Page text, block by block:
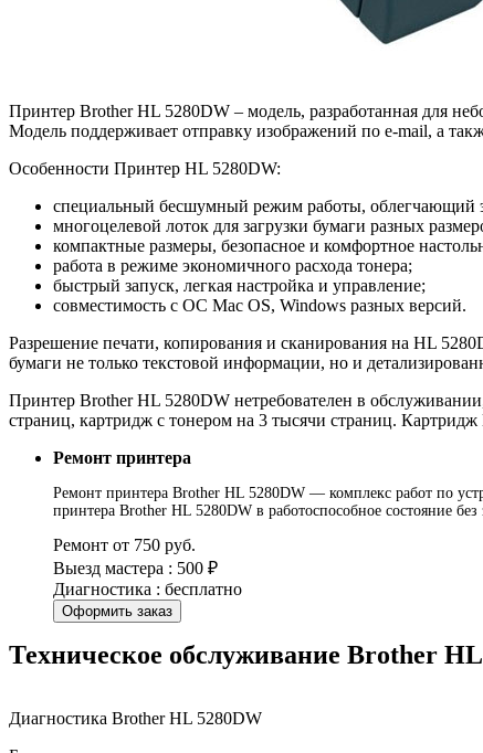
Принтер Brother HL 5280DW – модель, разработанная для
Модель поддерживает отправку изображений по e-mail, а
Особенности Принтер HL 5280DW:
специальный бесшумный режим работы, облегчающий
многоцелевой лоток для загрузки бумаги разных
компактные размеры, безопасное и комфортное
работа в режиме экономичного расхода тонера;
быстрый запуск, легкая настройка и управление;
совместимость с ОС Mac OS, Windows разных версий.
Разрешение печати, копирования и сканирования на HL
бумаги не только текстовой информации, но и
Принтер Brother HL 5280DW нетребователен в
страниц, картридж с тонером на 3 тысячи страниц.
Ремонт принтера
Ремонт принтера Brother HL 5280DW — комплекс работ по
принтера Brother HL 5280DW в работоспособное состояние
Ремонт от 750 руб.
Выезд мастера : 500 ₽
Диагностика : бесплатно
Оформить заказ
Техническое обслуживание Brother
Диагностика Brother HL 5280DW